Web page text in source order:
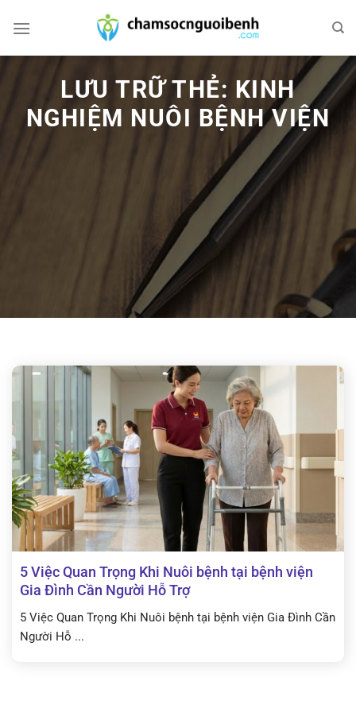
qua
LƯU TRỮ THẺ: KINH
NGHIỆM NUÔI BỆNH VIỆN
5 Việc Quan Trọng Khi Nuôi bệnh tại bệnh viện
Gia Đình Cần Người Hỗ Trợ
5 Việc Quan Trọng Khi Nuôi bệnh tại bệnh viện Gia Đình Cần
Người Hỗ ...